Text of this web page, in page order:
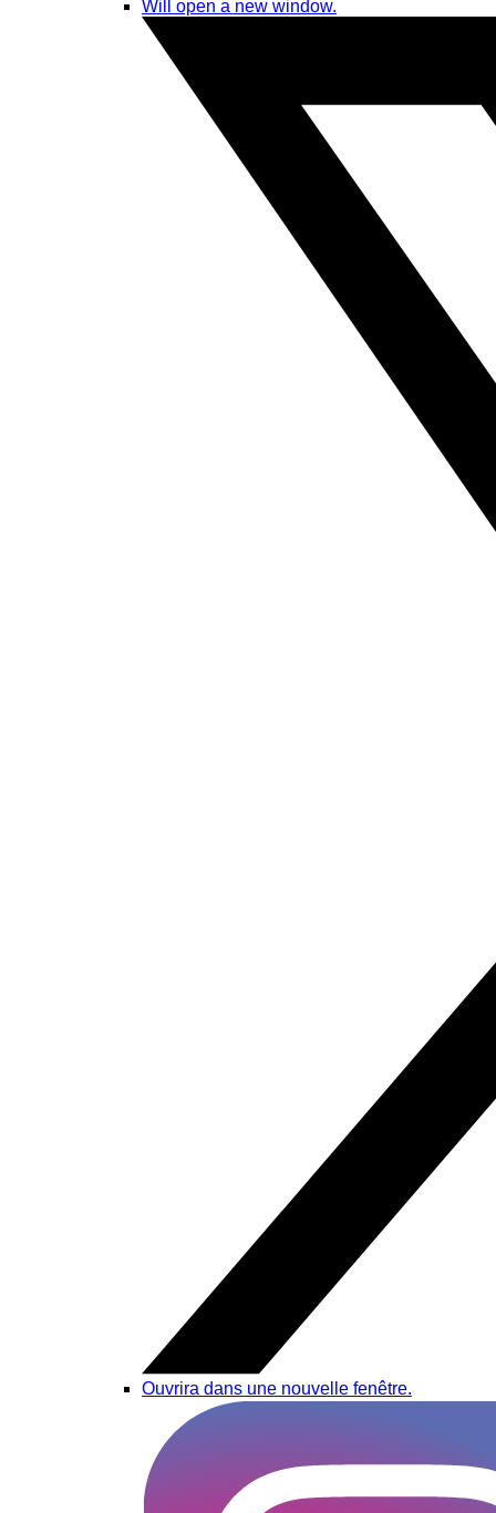
Will open a new window.
Ouvrira dans une nouvelle fenêtre.